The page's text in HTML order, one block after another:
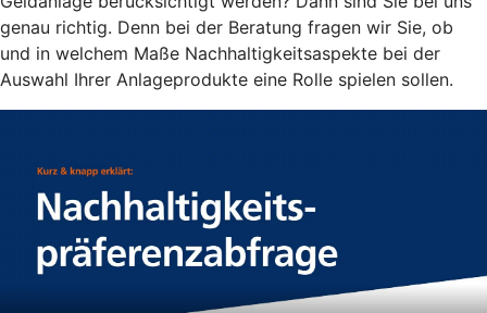
genau richtig. Denn bei der Beratung fragen wir Sie, ob
und in welchem Maße Nachhaltigkeitsaspekte bei der
Auswahl Ihrer Anlageprodukte eine Rolle spielen sollen.